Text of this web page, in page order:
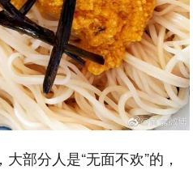
部分人是“无面不欢”的，